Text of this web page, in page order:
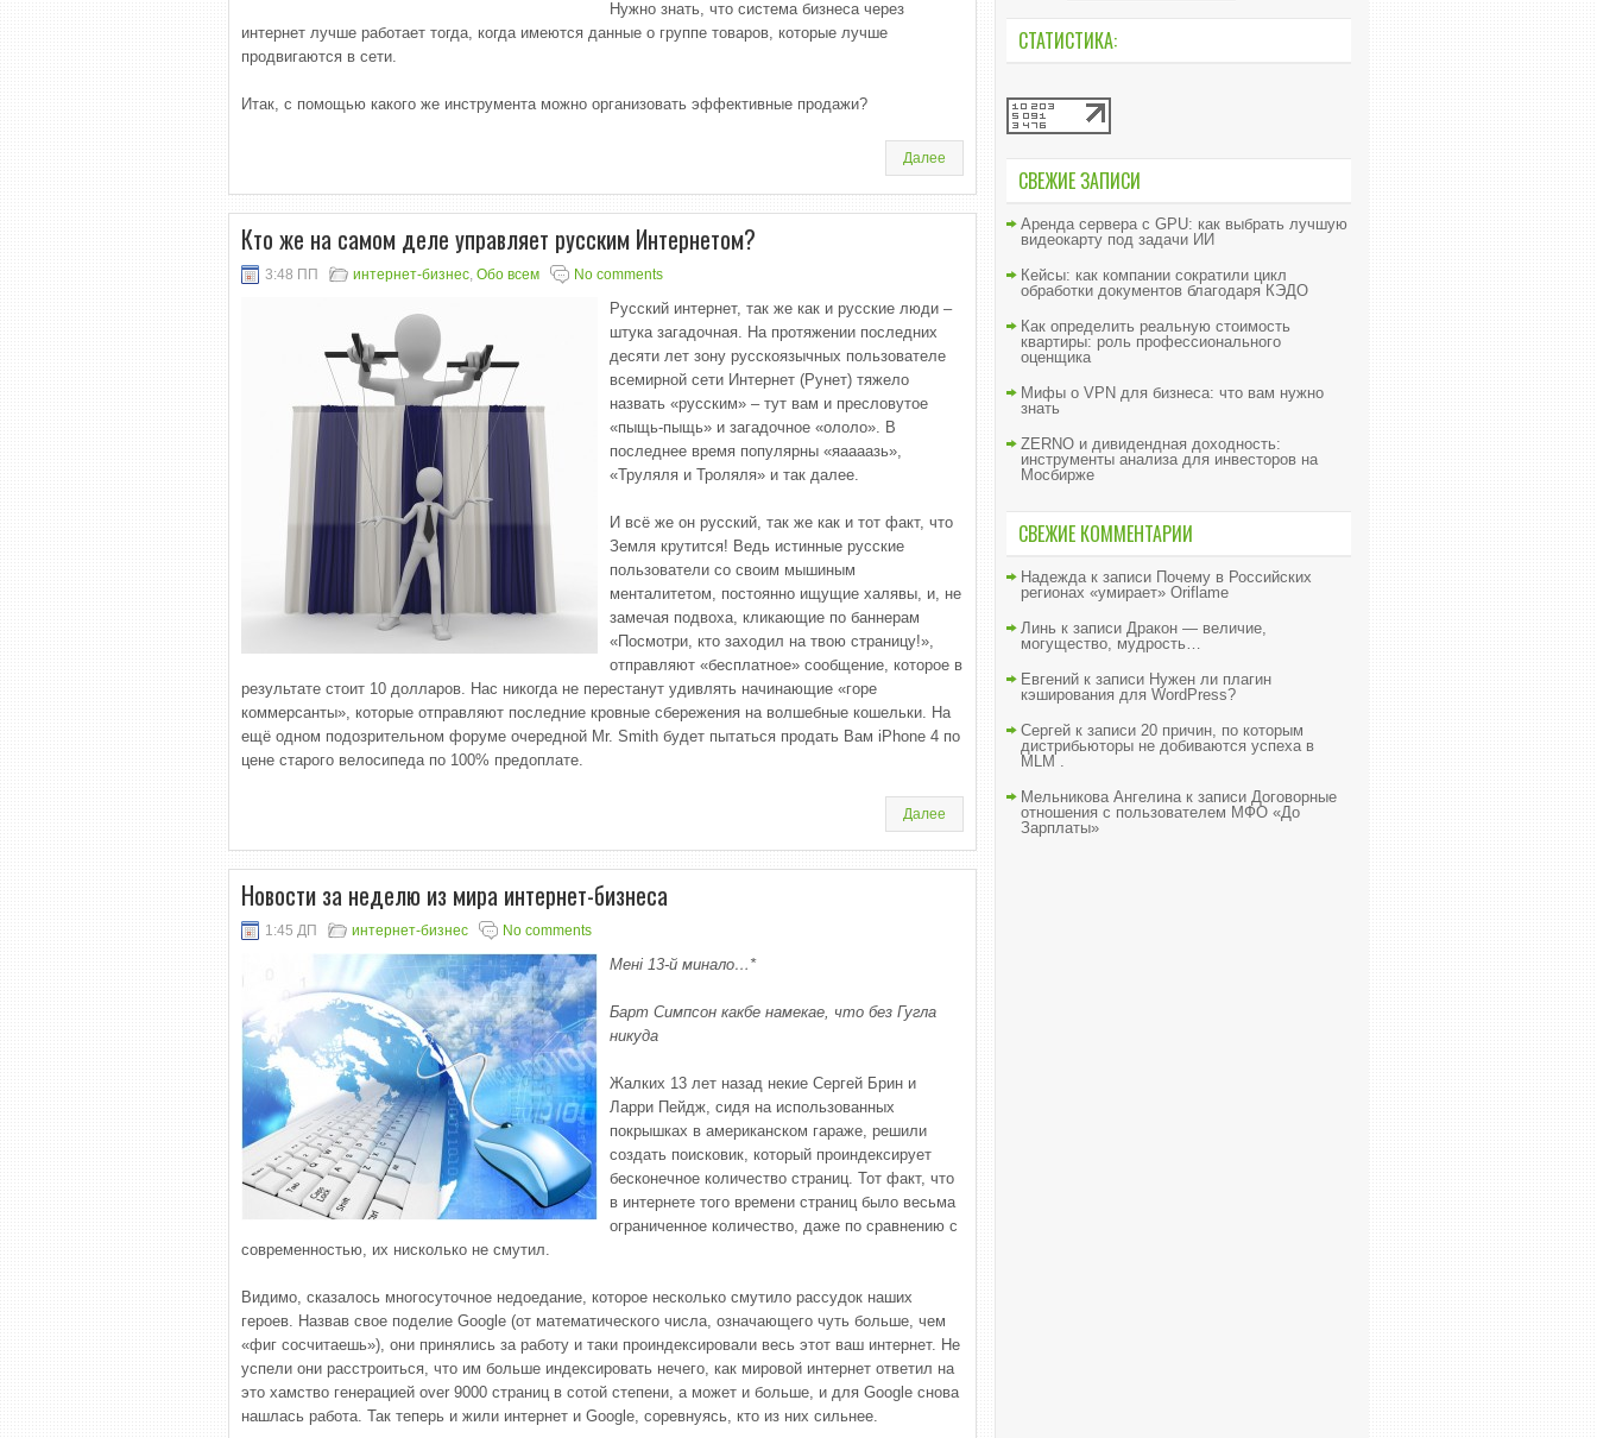
Нужно знать, что система бизнеса через
интернет лучше работает тогда, когда имеются данные о группе товаров, которые лучше
продвигаются в сети.
Итак, с помощью какого же инструмента можно организовать эффективные продажи?
Далее
Кто же на самом деле управляет русским Интернетом?
3:48 ПП интернет-бизнес, Обо всем No comments
Русский интернет, так же как и русские люди –
штука загадочная. На протяжении последних
десяти лет зону русскоязычных пользователе
всемирной сети Интернет (Рунет) тяжело
назвать «русским» – тут вам и пресловутое
«пыщь-пыщь» и загадочное «ололо». В
последнее время популярны «яаааазь»,
«Труляля и Троляля» и так далее.
И всё же он русский, так же как и тот факт, что
Земля крутится! Ведь истинные русские
пользователи со своим мышиным
менталитетом, постоянно ищущие халявы, и, не
замечая подвоха, кликающие по баннерам
«Посмотри, кто заходил на твою страницу!»,
отправляют «бесплатное» сообщение, которое в
результате стоит 10 долларов. Нас никогда не перестанут удивлять начинающие «горе
коммерсанты», которые отправляют последние кровные сбережения на волшебные кошельки. На
ещё одном подозрительном форуме очередной Mr. Smith будет пытаться продать Вам iPhone 4 по
цене старого велосипеда по 100% предоплате.
Далее
Новости за неделю из мира интернет-бизнеса
1:45 ДП интернет-бизнес No comments
Мені 13-й минало…*
Барт Симпсон какбе намекае, что без Гугла
никуда
Жалких 13 лет назад некие Сергей Брин и
Ларри Пейдж, сидя на использованных
покрышках в американском гараже, решили
создать поисковик, который проиндексирует
бесконечное количество страниц. Тот факт, что
в интернете того времени страниц было весьма
ограниченное количество, даже по сравнению с
современностью, их нисколько не смутил.
Видимо, сказалось многосуточное недоедание, которое несколько смутило рассудок наших
героев. Назвав свое поделие Google (от математического числа, означающего чуть больше, чем
«фиг сосчитаешь»), они принялись за работу и таки проиндексировали весь этот ваш интернет. Не
успели они расстроиться, что им больше индексировать нечего, как мировой интернет ответил на
это хамство генерацией over 9000 страниц в сотой степени, а может и больше, и для Google снова
нашлась работа. Так теперь и жили интернет и Google, соревнуясь, кто из них сильнее.
СТАТИСТИКА:
СВЕЖИЕ ЗАПИСИ
Аренда сервера с GPU: как выбрать лучшую
видеокарту под задачи ИИ
Кейсы: как компании сократили цикл
обработки документов благодаря КЭДО
Как определить реальную стоимость
квартиры: роль профессионального
оценщика
Мифы о VPN для бизнеса: что вам нужно
знать
ZERNO и дивидендная доходность:
инструменты анализа для инвесторов на
Мосбирже
СВЕЖИЕ КОММЕНТАРИИ
Надеждак записи Почему в Российских
регионах «умирает» Oriflame
Линь к записи Дракон — величие,
могущество, мудрость…
Евгений к записи Нужен ли плагин
кэширования для WordPress?
Сергей к записи 20 причин, по которым
дистрибьюторы не добиваются успеха в
MLM .
Мельникова Ангелинак записи Договорные
отношения с пользователем МФО «До
Зарплаты»